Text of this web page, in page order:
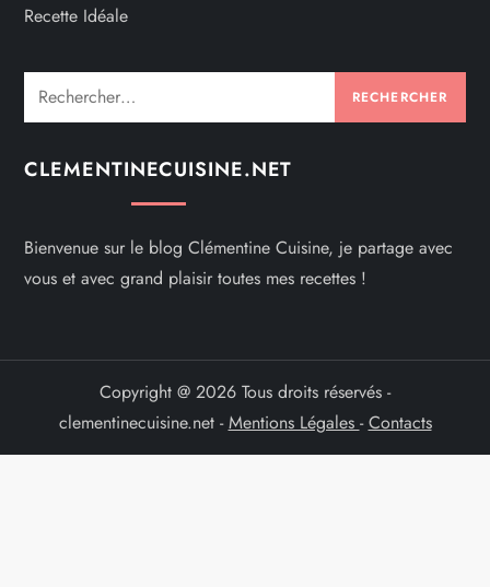
Recette Idéale
Rechercher :
CLEMENTINECUISINE.NET
Bienvenue sur le blog Clémentine Cuisine, je partage avec
vous et avec grand plaisir toutes mes recettes !
Copyright @ 2026 Tous droits réservés -
clementinecuisine.net -Mentions Légales -Contacts